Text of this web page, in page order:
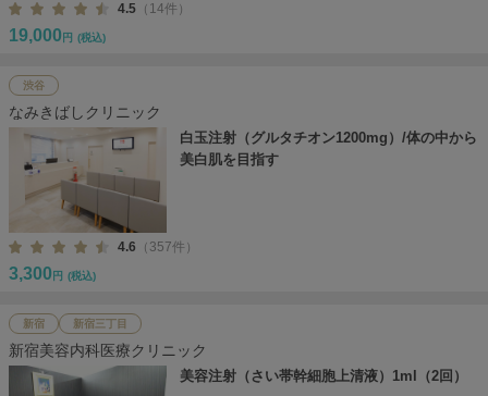
4.5 （14件）
19,000 円 (税込)
渋谷
なみきばしクリニック
白玉注射（グルタチオン1200mg）/体の中から
美白肌を目指す
4.6 （357件）
3,300 円 (税込)
新宿 新宿三丁目
新宿美容内科医療クリニック
美容注射（さい帯幹細胞上清液）1ml（2回）